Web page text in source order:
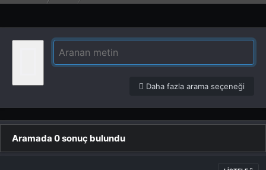
Daha fazla arama seçeneği
Aramada 0 sonuç bulundu